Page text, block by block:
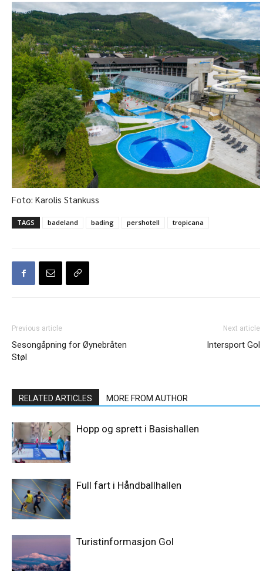
Foto: Karolis Stankuss
TAGS badeland bading pershotell tropicana
Previous article
Sesongåpning for Øynebråten
Støl
Next article
Intersport Gol
RELATED ARTICLES MORE FROM AUTHOR
Hopp og sprett i Basishallen
Full fart i Håndballhallen
Turistinformasjon Gol